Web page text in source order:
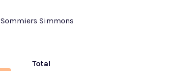
Sommiers Simmons
Total